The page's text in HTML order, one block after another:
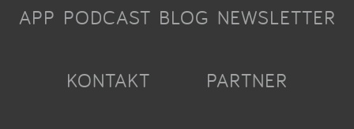
APP PODCAST BLOG NEWSLETTER
KONTAKT PARTNER